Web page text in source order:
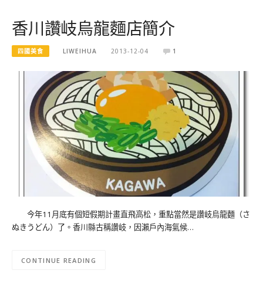
香川讚岐烏龍麵店簡介
四國美食 LIWEIHUA 2013-12-04 1
今年11月底有個短假期計畫直飛高松，重點當然是讚岐烏龍麵（さ
ぬきうどん）了。香川縣古稱讚岐，因瀨戶內海氣候…
CONTINUE READING